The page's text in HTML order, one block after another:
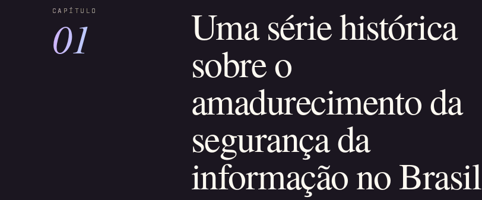
01 Uma série histórica
sobre o
amadurecimento da
segurança da
informação no Brasil